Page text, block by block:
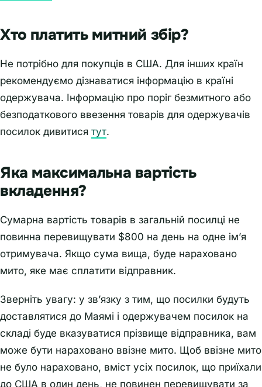
Хто платить митний збір?
Не потрібно для покупців в США. Для інших країн
рекомендуємо дізнаватися інформацію в країні
одержувача. Інформацію про поріг безмитного або
безподаткового ввезення товарів для одержувачів
посилок дивитися тут.
Яка максимальна вартість
вкладення?
Сумарна вартість товарів в загальній посилці не
повинна перевищувати $800 на день на одне ім’я
отримувача. Якщо сума вища, буде нараховано
мито, яке має сплатити відправник.
Зверніть увагу: у зв’язку з тим, що посилки будуть
доставлятися до Маямі і одержувачем посилок на
складі буде вказуватися прізвище відправника, вам
може бути нараховано ввізне мито. Щоб ввізне мито
не було нараховано, вміст усіх посилок, що приїхали
до США в один день, не повинен перевищувати за